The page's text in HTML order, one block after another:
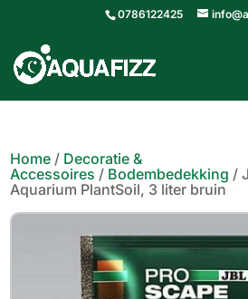
0786122425
Home / Decoratie &
Accessoires / Bodembedekking /
Aquarium PlantSoil, 3 liter bruin